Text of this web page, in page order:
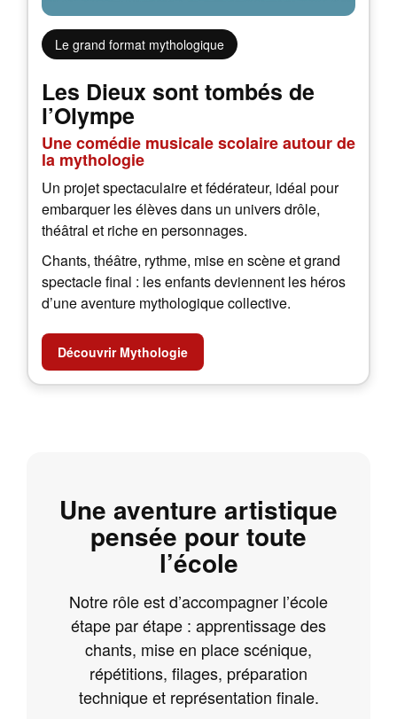
Le grand format mythologique
Les Dieux sont tombés de
l’Olympe
Une comédie musicale scolaire autour de
la mythologie
Un projet spectaculaire et fédérateur, idéal pour
embarquer les élèves dans un univers drôle,
théâtral et riche en personnages.
Chants, théâtre, rythme, mise en scène et grand
spectacle final : les enfants deviennent les héros
d’une aventure mythologique collective.
Découvrir Mythologie
Une aventure artistique
pensée pour toute
l’école
Notre rôle est d’accompagner l’école
étape par étape : apprentissage des
chants, mise en place scénique,
répétitions, filages, préparation
technique et représentation finale.